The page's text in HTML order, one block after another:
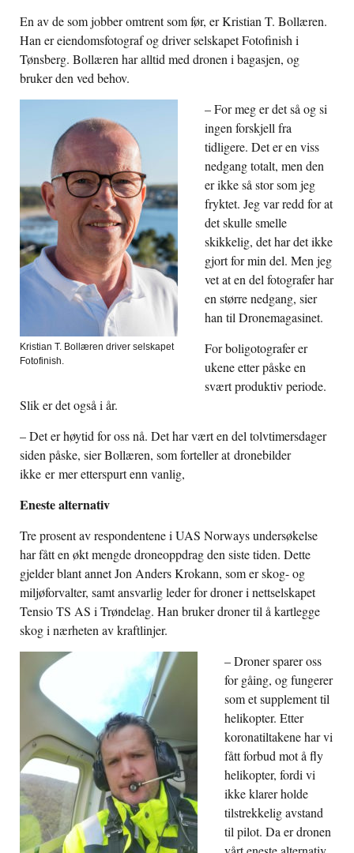
En av de som jobber omtrent som før, er Kristian T. Bollæren.
Han er eiendomsfotograf og driver selskapet Fotofinish i
Tønsberg. Bollæren har alltid med dronen i bagasjen, og
bruker den ved behov.
Kristian T. Bollæren driver selskapet
Fotofinish.
– For meg er det så og si
ingen forskjell fra
tidligere. Det er en viss
nedgang totalt, men den
er ikke så stor som jeg
fryktet. Jeg var redd for at
det skulle smelle
skikkelig, det har det ikke
gjort for min del. Men jeg
vet at en del fotografer har
en større nedgang, sier
han til Dronemagasinet.
For boligotografer er
ukene etter påske en
svært produktiv periode.
Slik er det også i år.
– Det er høytid for oss nå. Det har vært en del tolvtimersdager
siden påske, sier Bollæren, som forteller at dronebilder
ikke er mer etterspurt enn vanlig,
Eneste alternativ
Tre prosent av respondentene i UAS Norways undersøkelse
har fått en økt mengde droneoppdrag den siste tiden. Dette
gjelder blant annet Jon Anders Krokann, som er skog- og
miljøforvalter, samt ansvarlig leder for droner i nettselskapet
Tensio TS AS i Trøndelag. Han bruker droner til å kartlegge
skog i nærheten av kraftlinjer.
– Droner sparer oss
for gåing, og fungerer
som et supplement til
helikopter. Etter
koronatiltakene har vi
fått forbud mot å fly
helikopter, fordi vi
ikke klarer holde
tilstrekkelig avstand
til pilot. Da er dronen